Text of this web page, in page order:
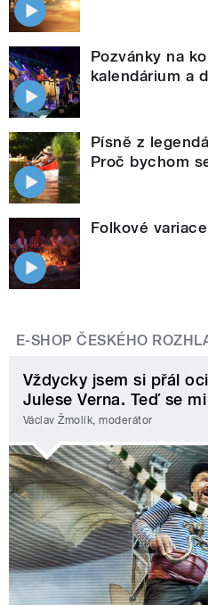
Pozvánky na
kalendárium a
Písně z
Proč bychom
Folkové
E-SHOP ČESKÉHO
Vždycky jsem si přál
Julese Verna. Teď se
Václav Žmolík, moderátor